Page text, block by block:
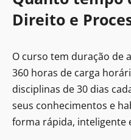
Direito e
O curso tem duração de
360 horas de carga
disciplinas de 30 dias
seus conhecimentos e
forma rápida, inteligente